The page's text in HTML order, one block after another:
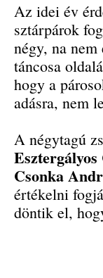
Az idei év
sztárpárok
négy, na
táncosa
hogy a
adásra, nem
A négytagú
Csonka
értékelni
döntik el,